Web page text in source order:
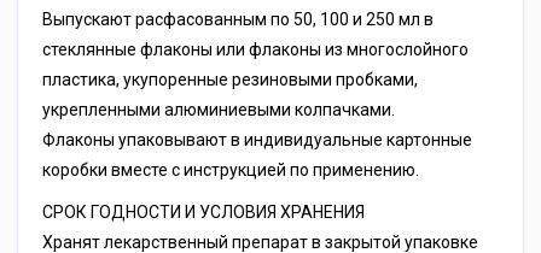
Выпускают расфасованным по 50, 100 и 250 мл в
стеклянные флаконы или флаконы из многослойного
пластика, укупоренные резиновыми пробками,
укрепленными алюминиевыми колпачками.
Флаконы упаковывают в индивидуальные картонные
коробки вместе с инструкцией по применению.
СРОК ГОДНОСТИ И УСЛОВИЯ ХРАНЕНИЯ
Хранят лекарственный препарат в закрытой упаковке